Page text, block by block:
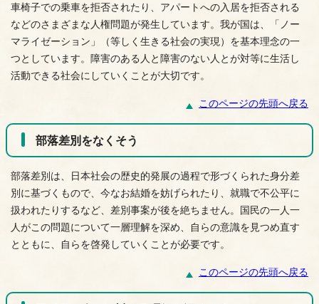
車椅子での乗車を拒否されたり、アパートへの入居を拒否される
などのさまざまな人権問題が発生しています。我が国は、「ノー
マライゼーション」（等しく生きる社会の実現）を基本理念の一
つとしています。障害のある人と障害のない人とが対等に生活し
活動できる社会にしていくことが大切です。
このページの先頭へ戻る
部落差別をなくそう
部落差別は、日本社会の歴史的発展の過程で形づくられた身分差
別に基づくもので、今なお結婚を妨げられたり、就職で不公平に
扱われたりするなど、差別事案が後を絶ちません。国民の一人一
人がこの問題について一層理解を深め、自らの意識を見つめ直す
とともに、自らを啓発していくことが必要です。
このページの先頭へ戻る